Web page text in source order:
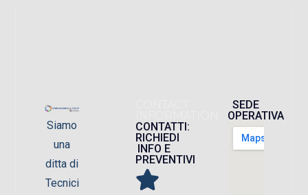
Siamo
una
ditta di
Tecnici
CONTATTI:
RICHIEDI
INFO E
PREVENTIVI
SEDE
OPERATIVA